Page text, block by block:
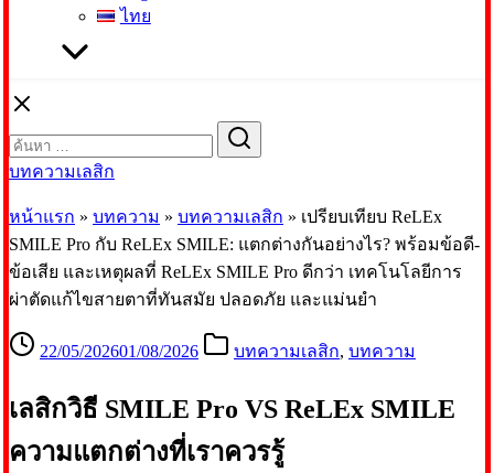
ไทย
for:
บทความเลสิก
หน้าแรก » บทความ » บทความเลสิก » เปรียบเทียบ ReLEx
SMILE Pro กับ ReLEx SMILE: แตกต่างกันอย่างไร? พร้อมข้อดี-
ข้อเสีย และเหตุผลที่ ReLEx SMILE Pro ดีกว่า เทคโนโลยีการ
ผ่าตัดแก้ไขสายตาที่ทันสมัย ปลอดภัย และแม่นยำ
22/05/202601/08/2026 บทความเลสิก, บทความ
เลสิกวิธี SMILE Pro VS ReLEx SMILE
ความแตกต่างที่เราควรรู้